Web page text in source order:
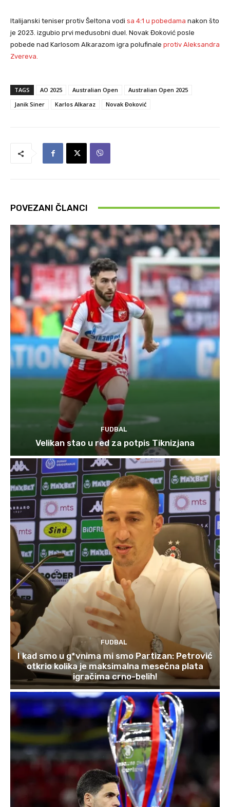
Italijanski teniser protiv Šeltona vodi sa 4:1 u pobedama nakon što
je 2023. izgubio prvi međusobni duel. Novak Đoković posle
pobede nad Karlosom Alkarazom igra polufinale protiv Aleksandra
Zvereva.
TAGS AO 2025 Australian Open
Australian Open 2025
Janik Siner
Karlos Alkaraz Novak Đoković
POVEZANI ČLANCI
FUDBAL
Velikan stao u red za potpis Tiknizjana
FUDBAL
I kad smo u g*vnima mi smo Partizan: Petrović
otkrio kolika je maksimalna mesečna plata
igračima crno-belih!